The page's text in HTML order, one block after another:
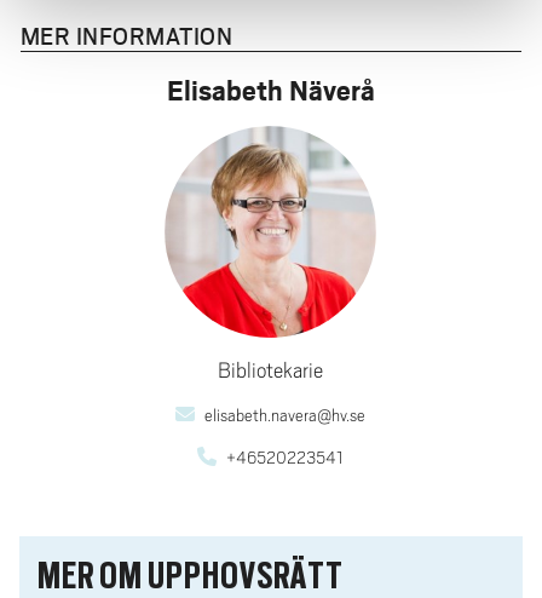
MER INFORMATION
Elisabeth Näverå
Bibliotekarie
elisabeth.navera@hv.se
+46520223541
MER OM UPPHOVSRÄTT